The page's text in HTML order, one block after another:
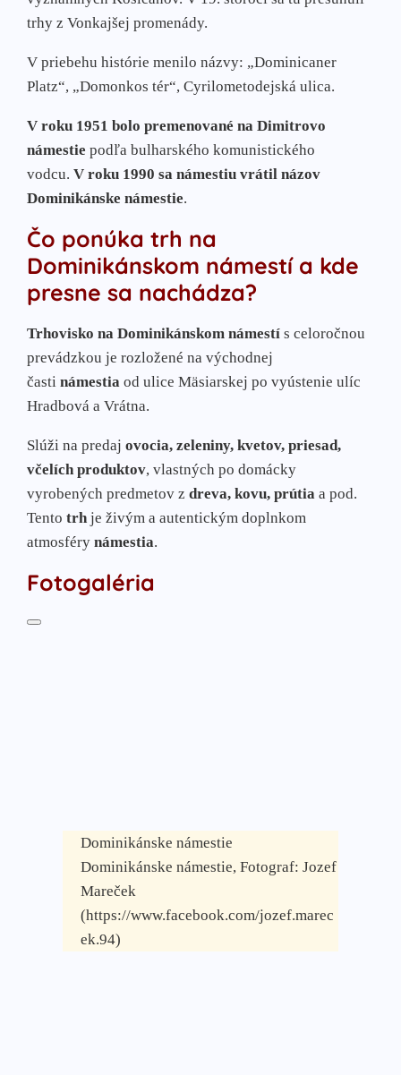
trhy z Vonkajšej promenády.
V priebehu histórie menilo názvy: „Dominicaner
Platz“, „Domonkos tér“, Cyrilometodejská ulica.
V roku 1951 bolo premenované na Dimitrovo
námestie podľa bulharského komunistického
vodcu. V roku 1990 sa námestiu vrátil názov
Dominikánske námestie.
Čo ponúka trh na
Dominikánskom námestí a kde
presne sa nachádza?
Trhovisko na Dominikánskom námestí s celoročnou
prevádzkou je rozložené na východnej
časti námestia od ulice Mäsiarskej po vyústenie ulíc
Hradbová a Vrátna.
Slúži na predaj ovocia, zeleniny, kvetov, priesad,
včelích produktov, vlastných po domácky
vyrobených predmetov z dreva, kovu, prútia a pod.
Tento trhje živým a autentickým doplnkom
atmosféry námestia.
Fotogaléria
Dominikánske námestie
Dominikánske námestie, Fotograf: Jozef
Mareček
(https://www.facebook.com/jozef.marec
ek.94)